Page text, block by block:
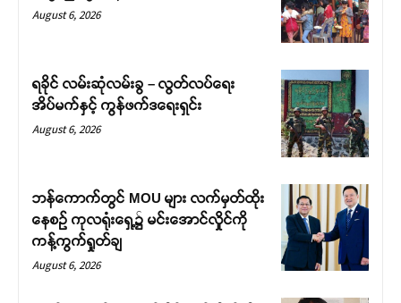
August 6, 2026
ရခိုင် လမ်းဆုံလမ်းခွ – လွတ်လပ်ရေး
အိပ်မက်နှင့် ကွန်ဖက်ဒရေးရှင်း
August 6, 2026
ဘန်ကောက်တွင် MOU များ လက်မှတ်ထိုး
နေစဉ် ကုလရုံးရှေ့၌ မင်းအောင်လှိုင်ကို
ကန့်ကွက်ရှုတ်ချ
August 6, 2026